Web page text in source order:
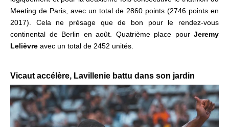
Meeting de Paris, avec un total de 2860 points (2746 points en
2017). Cela ne présage que de bon pour le rendez-vous
continental de Berlin en août. Quatrièmeplace pourJeremy
Lelièvre avec un total de 2452 unités.
Vicaut accélère, Lavillenie battu dans son jardin